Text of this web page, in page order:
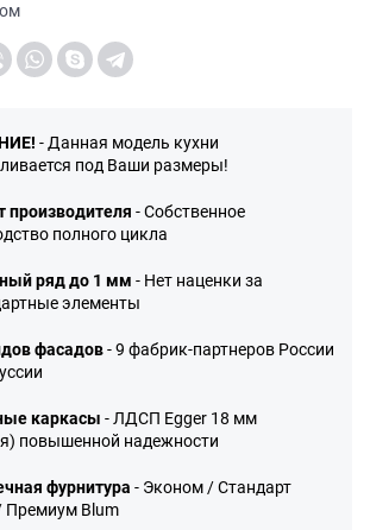
- Данная модель кухни
под Ваши размеры!
производителя - Собственное
полного цикла
ряд до 1 мм - Нет наценки за
элементы
фасадов- 9 фабрик-партнеров России
каркасы - ЛДСП Egger 18 мм
повышенной надежности
фурнитура - Эконом / Стандарт
Премиум Blum